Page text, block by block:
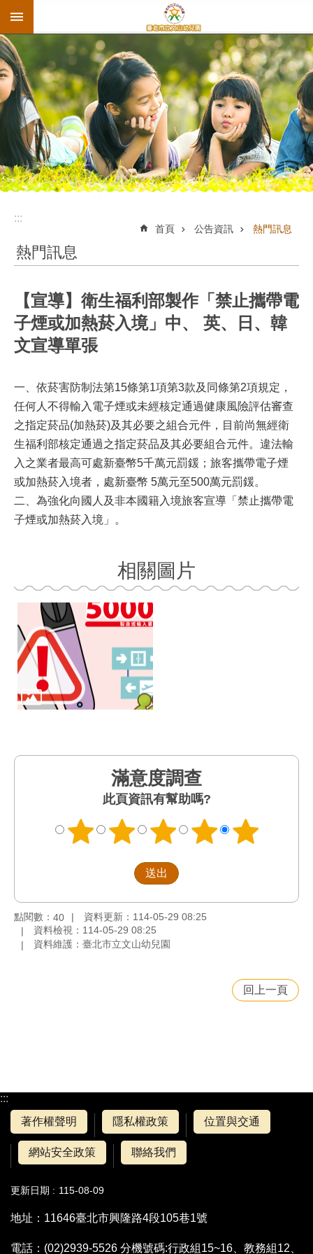
跳到主要內容區塊
:::
首頁 公告資訊 熱門訊息
熱門訊息
【宣導】衛生福利部製作「禁止攜帶電
子煙或加熱菸入境」中、 英、日、韓
文宣導單張
一、依菸害防制法第15條第1項第3款及同條第2項規定，
任何人不得輸入電子煙或未經核定通過健康風險評估審查
之指定菸品(加熱菸)及其必要之組合元件，目前尚無經衛
生福利部核定通過之指定菸品及其必要組合元件。違法輸
入之業者最高可處新臺幣5千萬元罰鍰；旅客攜帶電子煙
或加熱菸入境者，處新臺幣 5萬元至500萬元罰鍰。
二、為強化向國人及非本國籍入境旅客宣導「禁止攜帶電
子煙或加熱菸入境」。
相關圖片
滿意度調查
此頁資訊有幫助嗎?
點閱數： 40
資料更新：114-05-29 08:25
資料檢視：114-05-29 08:25
資料維護：臺北市立文山幼兒園
回上一頁
:::
著作權聲明
隱私權政策 位置與交通
網站安全政策 聯絡我們
更新日期 115-08-09
地址：11646臺北市興隆路4段105巷1號
電話：(02)2939-5526 分機號碼:行政組15~16、教務組12、